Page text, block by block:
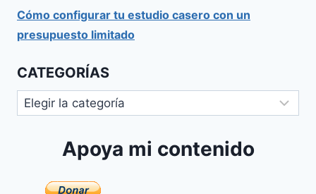
Cómo configurar tu estudio casero con un
presupuesto limitado
CATEGORÍAS
Apoya mi contenido